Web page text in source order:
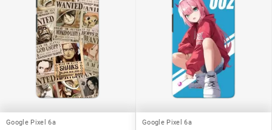
Google Pixel 6a Google Pixel 6a